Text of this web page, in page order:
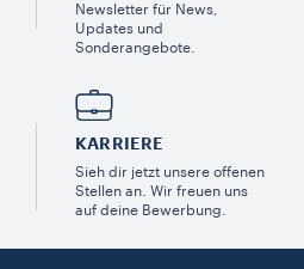
Newsletter für News,
Updates und
Sonderangebote.
KARRIERE
Sieh dir jetzt unsere offenen
Stellen an. Wir freuen uns
auf deine Bewerbung.